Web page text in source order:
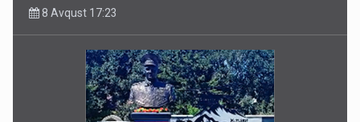
8 Avqust 17:23